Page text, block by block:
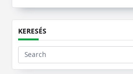
KERESÉS
Search
for: